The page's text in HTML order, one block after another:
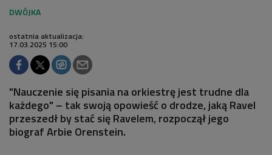
ostatnia aktualizacja:
17.03.2025 15:00
"Nauczenie się pisania na orkiestrę jest trudne dla
każdego" – tak swoją opowieść o drodze, jaką Ravel
przeszedł by stać się Ravelem, rozpoczął jego
biograf Arbie Orenstein.